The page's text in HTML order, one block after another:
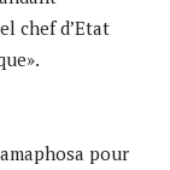
chef d’Etat
pour